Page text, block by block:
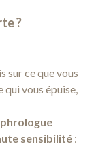
?
sur ce que vous
qui vous épuise,
sensibilité :